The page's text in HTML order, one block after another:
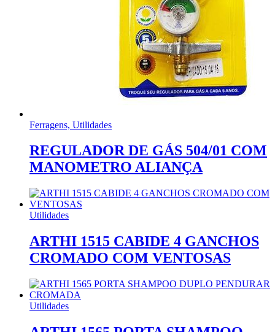
Ferragens, Utilidades
REGULADOR DE GÁS 504/01 COM
MANOMETRO ALIANÇA
Utilidades
ARTHI 1515 CABIDE 4 GANCHOS
CROMADO COM VENTOSAS
Utilidades